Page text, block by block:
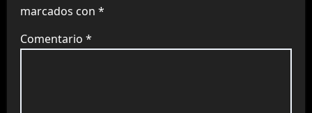
marcados con *
Comentario *